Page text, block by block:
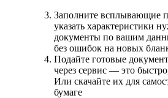
Заполните всплывающие
указать характеристики
документы по вашим
без ошибок на новых
Подайте готовые
через сервис — это
Или скачайте их для
бумаге